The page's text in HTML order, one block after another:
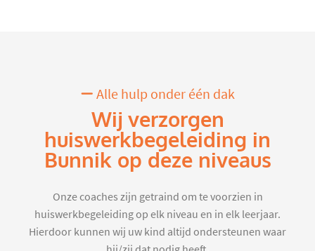
Alle hulp onder één dak
Wij verzorgen
huiswerkbegeleiding in
Bunnik op deze niveaus
Onze coaches zijn getraind om te voorzien in
huiswerkbegeleiding op elk niveau en in elk leerjaar.
Hierdoor kunnen wij uw kind altijd ondersteunen waar